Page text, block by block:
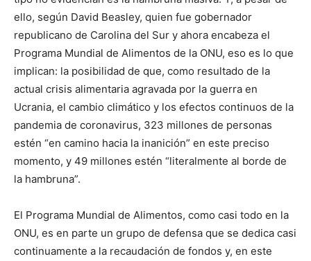
ello, según David Beasley, quien fue gobernador
republicano de Carolina del Sur y ahora encabeza el
Programa Mundial de Alimentos de la ONU, eso es lo que
implican: la posibilidad de que, como resultado de la
actual crisis alimentaria agravada por la guerra en
Ucrania, el cambio climático y los efectos continuos de la
pandemia de coronavirus, 323 millones de personas
estén “en camino hacia la inanición” en este preciso
momento, y 49 millones estén “literalmente al borde de
la hambruna”.
El Programa Mundial de Alimentos, como casi todo en la
ONU, es en parte un grupo de defensa que se dedica casi
continuamente a la recaudación de fondos y, en este